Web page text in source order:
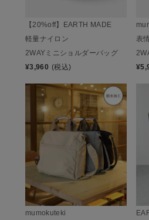
【20%off】EARTH MADE
軽量ナイロン
2WAYミニショルダーバッグ
¥3,960 (税込)
表
¥
mumokuteki